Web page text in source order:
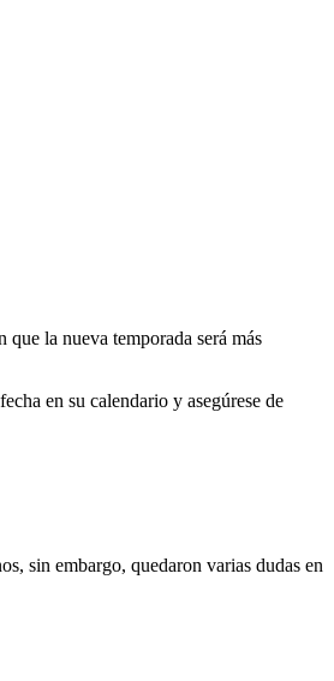
que la nueva temporada será más
en su calendario y asegúrese de
sin embargo, quedaron varias dudas en